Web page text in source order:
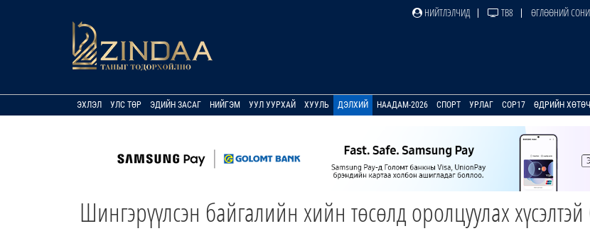
НИЙТЛЭЛЧИД ТВ8 ӨГЛӨӨНИЙ
ЭХЛЭЛ УЛС ТӨР ЭДИЙН ЗАСАГ НИЙГЭМ УУЛ УУРХАЙ ХУУЛЬ ДЭЛХИЙ НААДАМ-2026 СПОРТ УРЛАГ COP17 ӨДРИЙН ХӨТӨЧ
Шингэрүүлсэн байгалийн хийн төсөлд оролцуулах